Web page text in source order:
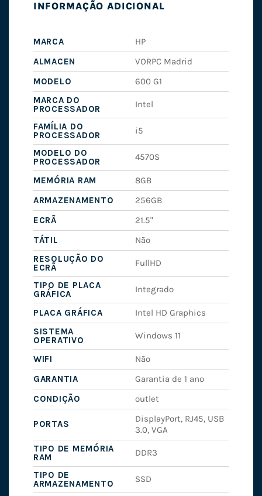
INFORMAÇÃO ADICIONAL
MARCA
HP
ALMACEN
VORPC Madrid
MODELO
600 G1
MARCA DO
PROCESSADOR
Intel
FAMÍLIA DO
PROCESSADOR
i5
MODELO DO
PROCESSADOR
4570S
MEMÓRIA RAM
8GB
ARMAZENAMENTO
256GB
ECRÃ
21.5"
TÁTIL
Não
RESOLUÇÃO DO
ECRÃ
FullHD
TIPO DE PLACA
GRÁFICA
Integrado
PLACA GRÁFICA
Intel HD Graphics
SISTEMA
OPERATIVO
Windows 11
WIFI
Não
GARANTIA
Garantia de 1 ano
CONDIÇÃO
outlet
PORTAS
DisplayPort, RJ45, USB
3.0, VGA
TIPO DE MEMÓRIA
RAM
DDR3
TIPO DE
ARMAZENAMENTO
SSD